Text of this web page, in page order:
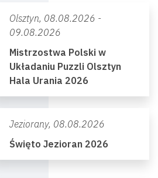
Olsztyn, 08.08.2026 -
09.08.2026
Mistrzostwa Polski w
Układaniu Puzzli Olsztyn
Hala Urania 2026
Jeziorany, 08.08.2026
Święto Jezioran 2026